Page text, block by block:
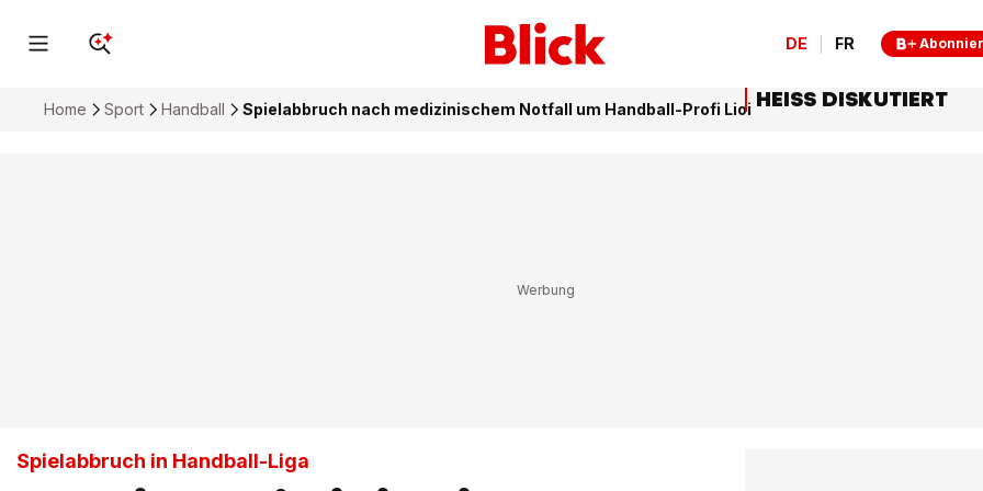
DE FR
Home Sport Handball Spielabbruch nach medizinischem Notfall um Handball-Profi Lioi
Spielabbruch in Handball-Liga
HEISS DISKUTIERT